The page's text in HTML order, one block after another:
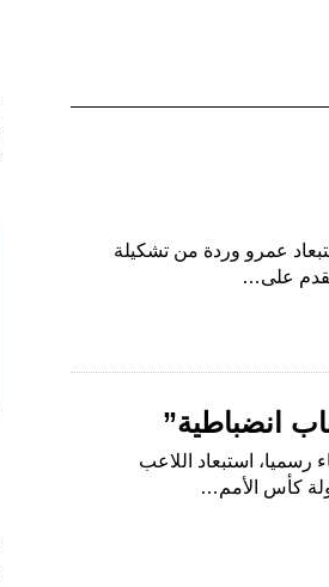
عمرو وردة من تشكيلة
على…
انضباطية”
رسميا، استبعاد اللاعب
كأس الأمم…